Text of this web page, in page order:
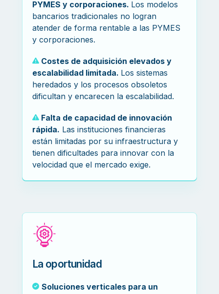
PYMES y corporaciones. Los modelos
bancarios tradicionales no logran
atender de forma rentable a las PYMES
y corporaciones.
Costes de adquisición elevados y
escalabilidad limitada. Los sistemas
heredados y los procesos obsoletos
dificultan y encarecen la escalabilidad.
Falta de capacidad de innovación
rápida. Las instituciones financieras
están limitadas por su infraestructura y
tienen dificultades para innovar con la
velocidad que el mercado exige.
La oportunidad
Soluciones verticales para un